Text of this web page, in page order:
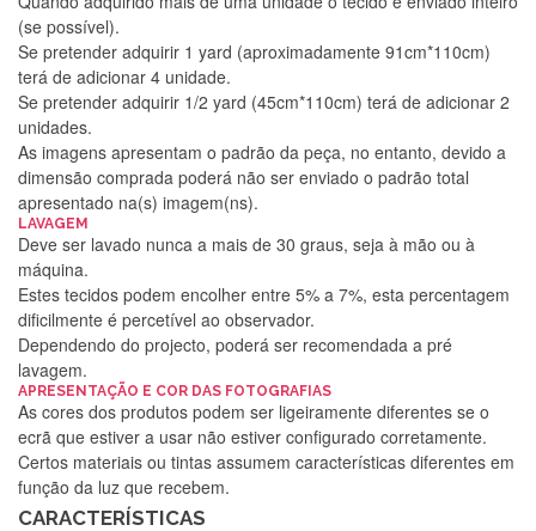
(se possível).
Se pretender adquirir 1 yard (aproximadamente 91cm*110cm)
terá de adicionar 4 unidade.
Se pretender adquirir 1/2 yard (45cm*110cm) terá de adicionar 2
unidades.
As imagens apresentam o padrão da peça, no entanto, devido a
dimensão comprada poderá não ser enviado o padrão total
apresentado na(s) imagem(ns).
LAVAGEM
Deve ser lavado nunca a mais de 30 graus, seja à mão ou à
máquina.
Estes tecidos podem encolher entre 5% a 7%, esta percentagem
dificilmente é percetível ao observador.
Dependendo do projecto, poderá ser recomendada a pré
lavagem.
APRESENTAÇÃO E COR DAS FOTOGRAFIAS
As cores dos produtos podem ser ligeiramente diferentes se o
ecrã que estiver a usar não estiver configurado corretamente.
Certos materiais ou tintas assumem características diferentes em
função da luz que recebem.
CARACTERÍSTICAS
Silvia Lopes
Encomenda direitinha. Rapidez e segurança. Volto a
encomendar.